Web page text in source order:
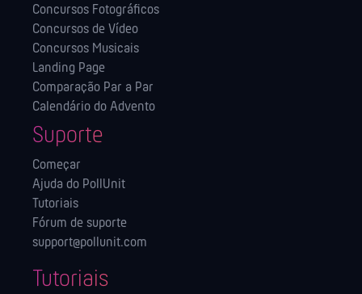
Concursos Fotográficos
Concursos de Vídeo
Concursos Musicais
Landing Page
Comparação Par a Par
Calendário do Advento
Suporte
Começar
Ajuda do PollUnit
Tutoriais
Fórum de suporte
support@pollunit.com
Tutoriais